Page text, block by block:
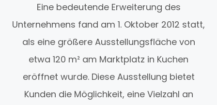
Eine bedeutende Erweiterung des
Unternehmens fand am 1. Oktober 2012 statt,
als eine größere Ausstellungsfläche von
etwa 120 m² am Marktplatz in Kuchen
eröffnet wurde. Diese Ausstellung bietet
Kunden die Möglichkeit, eine Vielzahl an